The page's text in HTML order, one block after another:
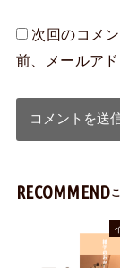
次回のコメ
前、メールア
RECOMMEND